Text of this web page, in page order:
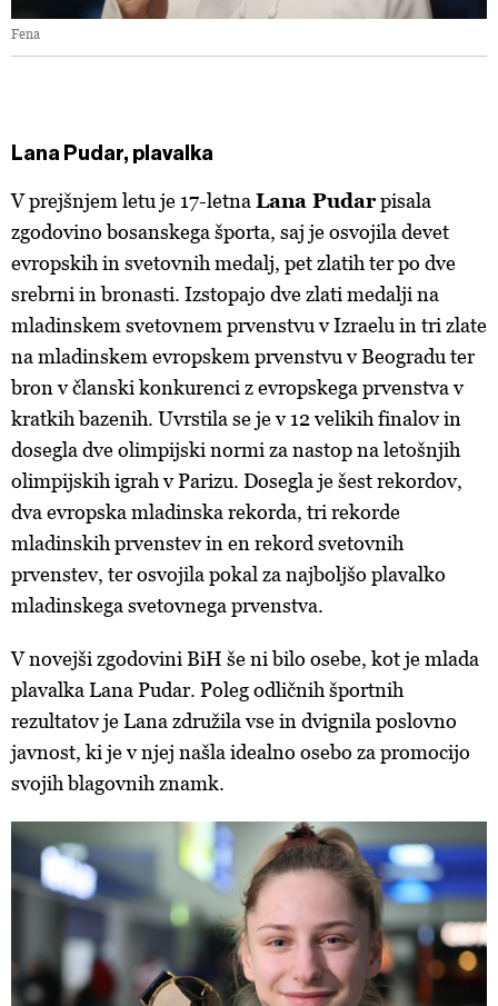
Fena
Lana Pudar, plavalka
V prejšnjem letu je 17-letna Lana Pudarpisala
zgodovino bosanskega športa, saj je osvojila devet
evropskih in svetovnih medalj, pet zlatih ter po dve
srebrni in bronasti. Izstopajo dve zlati medalji na
mladinskem svetovnem prvenstvu v Izraelu in tri zlate
na mladinskem evropskem prvenstvu v Beogradu ter
bron v članski konkurenci z evropskega prvenstva v
kratkih bazenih. Uvrstila se je v 12 velikih finalov in
dosegla dve olimpijski normi za nastop na letošnjih
olimpijskih igrah v Parizu. Dosegla je šest rekordov,
dva evropska mladinska rekorda, tri rekorde
mladinskih prvenstev in en rekord svetovnih
prvenstev, ter osvojila pokal za najboljšo plavalko
mladinskega svetovnega prvenstva.
V novejši zgodovini BiH še ni bilo osebe, kot je mlada
plavalka Lana Pudar. Poleg odličnih športnih
rezultatov je Lana združila vse in dvignila poslovno
javnost, ki je v njej našla idealno osebo za promocijo
svojih blagovnih znamk.